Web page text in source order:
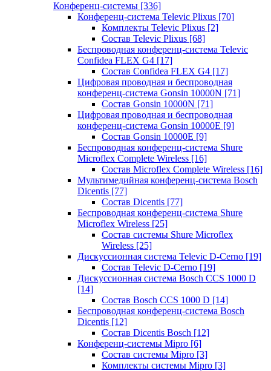
Конференц-системы [336]
Конференц-система Televic Plixus [70]
Комплекты Televic Plixus [2]
Состав Televic Plixus [68]
Беспроводная конференц-система Televic
Confidea FLEX G4 [17]
Состав Confidea FLEX G4 [17]
Цифровая проводная и беспроводная
конференц-система Gonsin 10000N [71]
Состав Gonsin 10000N [71]
Цифровая проводная и беспроводная
конференц-система Gonsin 10000E [9]
Состав Gonsin 10000E [9]
Беспроводная конференц-система Shure
Microflex Complete Wireless [16]
Состав Microflex Complete Wireless [16]
Мультимедийная конференц-система Bosch
Dicentis [77]
Состав Dicentis [77]
Беспроводная конференц-система Shure
Microflex Wireless [25]
Состав системы Shure Microflex
Wireless [25]
Дискуссионная система Televic D-Cerno [19]
Состав Televic D-Cerno [19]
Дискуссионная система Bosch CCS 1000 D
[14]
Состав Bosch CCS 1000 D [14]
Беспроводная конференц-система Bosch
Dicentis [12]
Состав Dicentis Bosch [12]
Конференц-системы Mipro [6]
Состав системы Mipro [3]
Комплекты системы Mipro [3]